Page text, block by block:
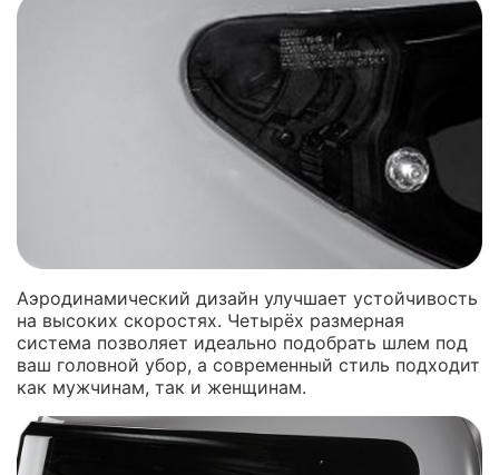
Аэродинамический дизайн улучшает устойчивость
на высоких скоростях. Четырёх размерная
система позволяет идеально подобрать шлем под
ваш головной убор, а современный стиль подходит
как мужчинам, так и женщинам.